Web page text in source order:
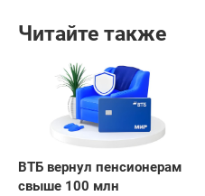
Читайте также
ВТБ вернул пенсионерам
свыше 100 млн